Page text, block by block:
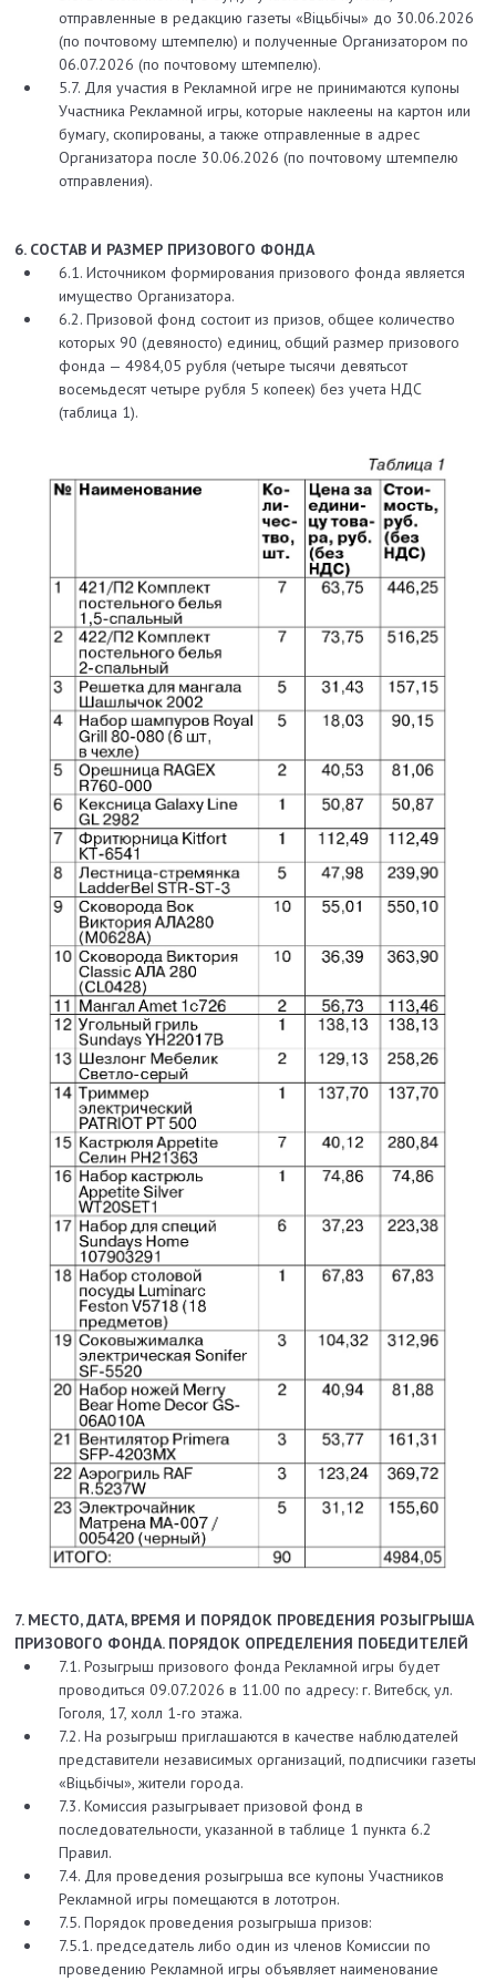
отправленные в редакцию газеты «Вiцьбiчы» до 30.06.2026
(по почтовому штемпелю) и полученные Организатором по
06.07.2026 (по почтовому штемпелю).
5.7. Для участия в Рекламной игре не принимаются купоны
Участника Рекламной игры, которые наклеены на картон или
бумагу, скопированы, а также отправленные в адрес
Организатора после 30.06.2026 (по почтовому штемпелю
отправления).
6. СОСТАВ И РАЗМЕР ПРИЗОВОГО ФОНДА
6.1. Источником формирования призового фонда является
имущество Организатора.
6.2. Призовой фонд состоит из призов, общее количество
которых 90 (девяносто) единиц, общий размер призового
фонда — 4984,05 рубля (четыре тысячи девятьсот
восемьдесят четыре рубля 5 копеек) без учета НДС
(таблица 1).
7. МЕСТО, ДАТА, ВРЕМЯ И ПОРЯДОК ПРОВЕДЕНИЯ РОЗЫГРЫША
ПРИЗОВОГО ФОНДА. ПОРЯДОК ОПРЕДЕЛЕНИЯ ПОБЕДИТЕЛЕЙ
7.1. Розыгрыш призового фонда Рекламной игры будет
проводиться 09.07.2026 в 11.00 по адресу: г. Витебск, ул.
Гоголя, 17, холл 1-го этажа.
7.2. На розыгрыш приглашаются в качестве наблюдателей
представители независимых организаций, подписчики газеты
«Вiцьбiчы», жители города.
7.3. Комиссия разыгрывает призовой фонд в
последовательности, указанной в таблице 1 пункта 6.2
Правил.
7.4. Для проведения розыгрыша все купоны Участников
Рекламной игры помещаются в лототрон.
7.5. Порядок проведения розыгрыша призов:
7.5.1. председатель либо один из членов Комиссии по
проведению Рекламной игры объявляет наименование